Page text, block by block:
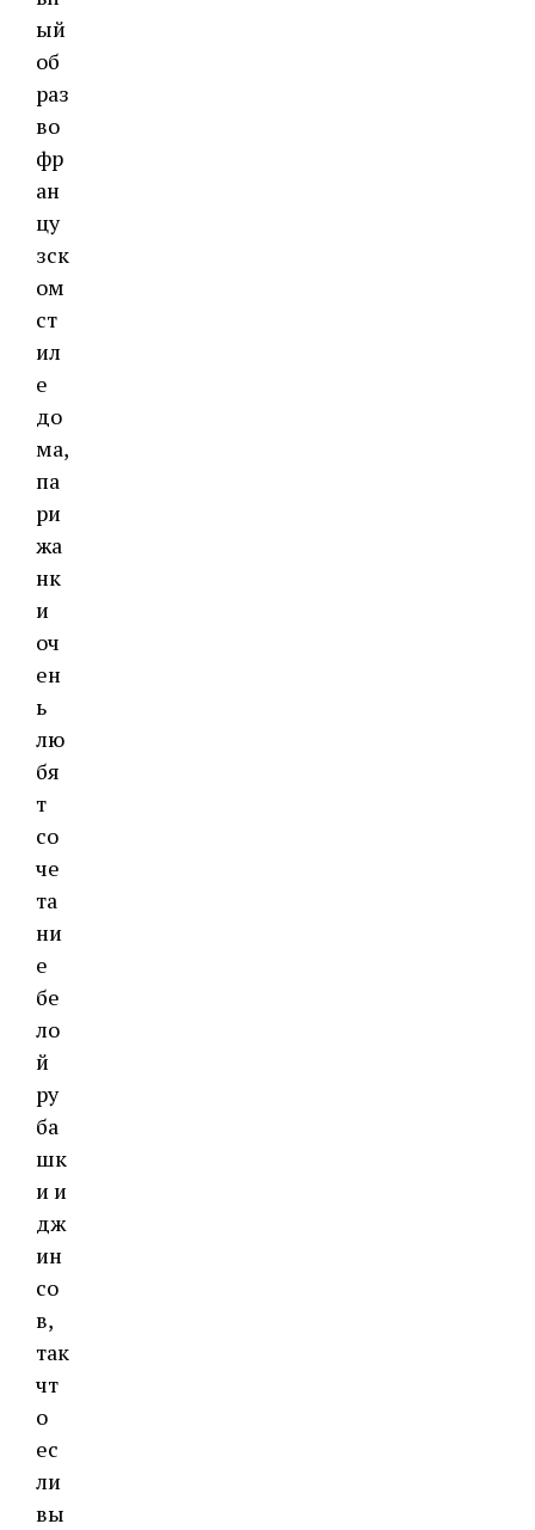
ый
об
раз
во
фр
ан
цу
зск
ом
ст
ил
е
до
ма,
па
ри
жа
нк
и
оч
ен
ь
лю
бя
т
со
че
та
ни
е
бе
ло
й
ру
ба
шк
и и
дж
ин
со
в,
так
чт
о
ес
ли
вы